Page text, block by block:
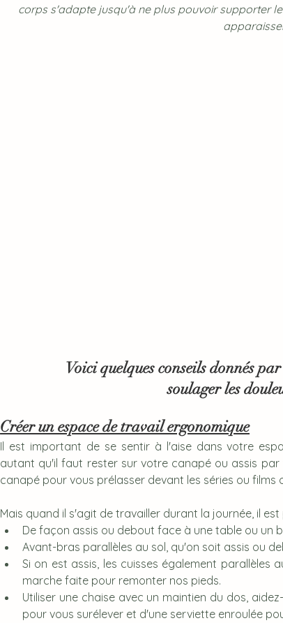
corps s'adapte jusqu'à ne plus pouvoir supporter
Voici quelques conseils donnés
soulager les
Créer un espace de travail ergonomique
Il est important de se sentir à l'aise dans votre
autant qu'il faut rester sur votre canapé ou assis
canapé pour vous prélasser devant les séries ou
Mais quand il s'agit de travailler durant la journée, il
De façon assis ou debout face à une table ou un
Avant-bras parallèles au sol, qu'on soit assis ou
Si on est assis, les cuisses également parallèles
marche faite pour remonter nos pieds.
Utiliser une chaise avec un maintien du dos,
pour vous surélever et d'une serviette enroulée